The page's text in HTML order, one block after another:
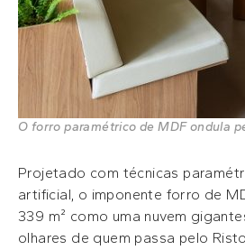
O forro paramétrico de MDF ondula
Projetado com técnicas
artificial, o imponente forro de
339 m² como uma nuvem
olhares de quem passa pelo